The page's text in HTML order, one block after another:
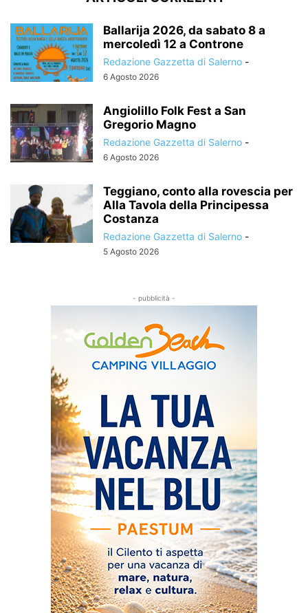
Ballarija 2026, da sabato 8 a
mercoledì 12 a Controne
Redazione Gazzetta di Salerno -
6 Agosto 2026
Angiolillo Folk Fest a San
Gregorio Magno
Redazione Gazzetta di Salerno -
6 Agosto 2026
Teggiano, conto alla rovescia per
Alla Tavola della Principessa
Costanza
Redazione Gazzetta di Salerno -
5 Agosto 2026
- pubblicità -